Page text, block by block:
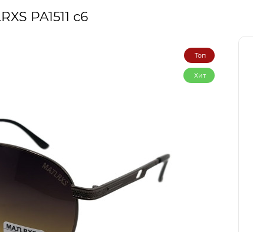
PA1511 с6
Топ
Хит